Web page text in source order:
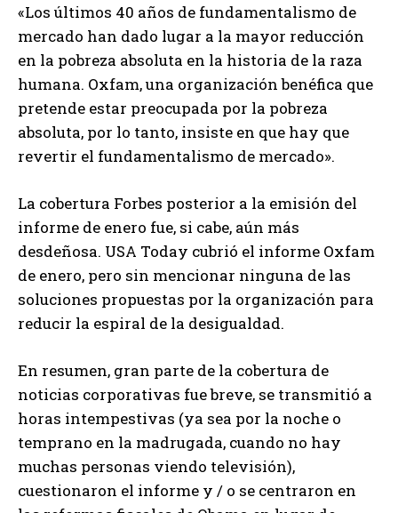
«Los últimos 40 años de fundamentalismo de
mercado han dado lugar a la mayor reducción
en la pobreza absoluta en la historia de la raza
humana. Oxfam, una organización benéfica que
pretende estar preocupada por la pobreza
absoluta, por lo tanto, insiste en que hay que
revertir el fundamentalismo de mercado».
La cobertura Forbes posterior a la emisión del
informe de enero fue, si cabe, aún más
desdeñosa. USA Today cubrió el informe Oxfam
de enero, pero sin mencionar ninguna de las
soluciones propuestas por la organización para
reducir la espiral de la desigualdad.
En resumen, gran parte de la cobertura de
noticias corporativas fue breve, se transmitió a
horas intempestivas (ya sea por la noche o
temprano en la madrugada, cuando no hay
muchas personas viendo televisión),
cuestionaron el informe y / o se centraron en